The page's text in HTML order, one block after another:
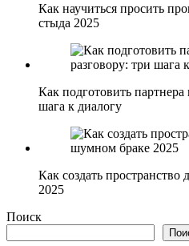
Как научиться просить
стыда 2025
Как подготовить
шага к диалогу
Как создать
2025
Поиск